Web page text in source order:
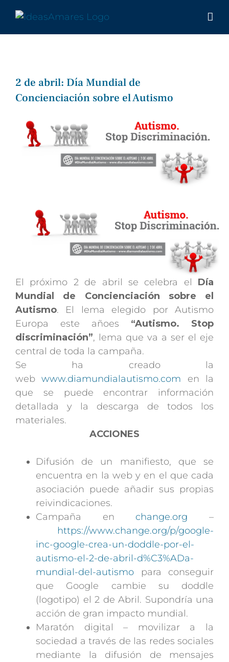
contenido
2 de abril: Día Mundial de
Concienciación sobre el Autismo
Ver
imagen
más
El próximo 2 de abril se celebra el Día
Mundial de Concienciación sobre el
Autismo. El lema elegido por Autismo
Europa este añoes “Autismo. Stop
discriminación”, lema que va a ser el eje
central de toda la campaña.
Se ha creado la
webwww.diamundialautismo.com en la
que se puede encontrar información
detallada y la descarga de todos los
materiales.
ACCIONES
Difusión de un manifiesto, que se
encuentra en la web y en el que cada
asociación puede añadir sus propias
reivindicaciones.
Campaña en change.org –
https://www.change.org/p/google-
inc-google-crea-un-doddle-por-el-
autismo-el-2-de-abril-d%C3%ADa-
mundial-del-autismo para conseguir
que Google cambie su doddle
(logotipo) el 2 de Abril. Supondría una
acción de gran impacto mundial.
Maratón digital – movilizar a la
sociedad a través de las redes sociales
mediante la difusión de mensajes